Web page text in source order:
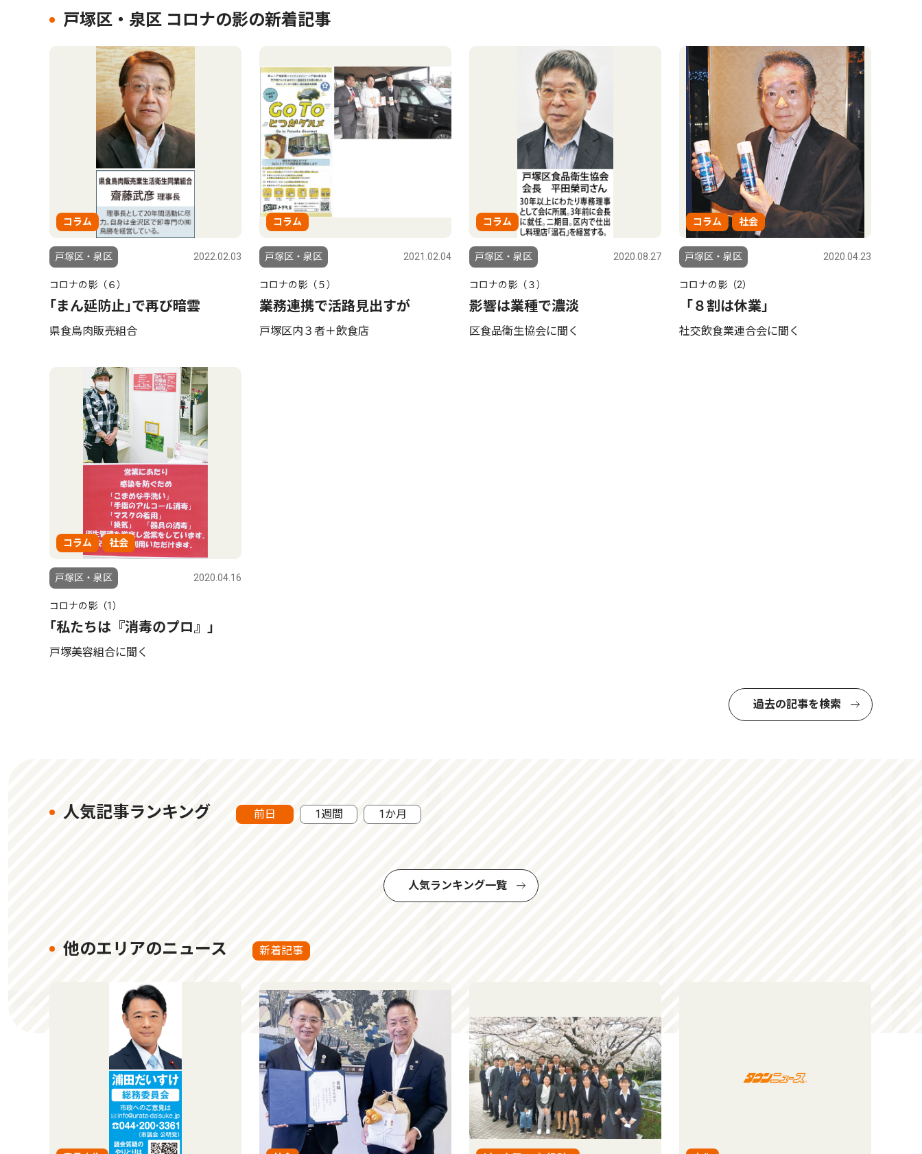
戸塚区・泉区 コロナの影の新着記事
コラム
戸塚区・泉区 2022.02.03
コロナの影（６）
｢まん延防止｣で再び暗雲
県食鳥肉販売組合
コラム
戸塚区・泉区 2021.02.04
コロナの影（５）
業務連携で活路見出すが
戸塚区内３者＋飲食店
コラム
戸塚区・泉区 2020.08.27
コロナの影（３）
影響は業種で濃淡
区食品衛生協会に聞く
コラム 社会
戸塚区・泉区 2020.04.23
コロナの影（2）
「８割は休業」
社交飲食業連合会に聞く
コラム 社会
戸塚区・泉区 2020.04.16
コロナの影（1）
｢私たちは『消毒のプロ』｣
戸塚美容組合に聞く
過去の記事を検索
人気記事ランキング 前日 1週間 1か月
人気ランキング一覧
他のエリアのニュース 新着記事